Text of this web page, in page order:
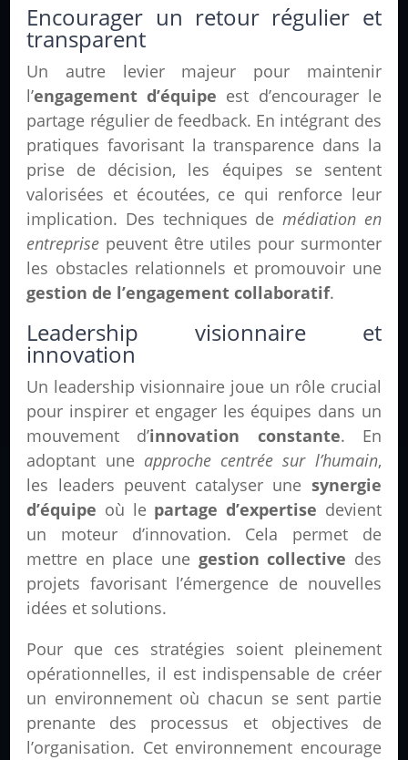
Encourager un retour régulier et
transparent
Un autre levier majeur pour maintenir
l’engagement d’équipe est d’encourager le
partage régulier de feedback. En intégrant des
pratiques favorisant la transparence dans la
prise de décision, les équipes se sentent
valorisées et écoutées, ce qui renforce leur
implication. Des techniques de médiation en
entreprise peuvent être utiles pour surmonter
les obstacles relationnels et promouvoir une
gestion de l’engagement collaboratif.
Leadership visionnaire et
innovation
Un leadership visionnaire joue un rôle crucial
pour inspirer et engager les équipes dans un
mouvement d’innovation constante. En
adoptant une approche centrée sur l’humain,
les leaders peuvent catalyser une synergie
d’équipe où le partage d’expertise devient
un moteur d’innovation. Cela permet de
mettre en place une gestion collective des
projets favorisant l’émergence de nouvelles
idées et solutions.
Pour que ces stratégies soient pleinement
opérationnelles, il est indispensable de créer
un environnement où chacun se sent partie
prenante des processus et objectives de
l’organisation. Cet environnement encourage